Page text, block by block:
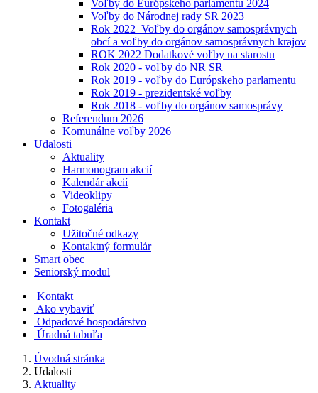
Voľby do Európskeho parlamentu 2024
Voľby do Národnej rady SR 2023
Rok 2022_Voľby do orgánov samosprávnych
obcí a voľby do orgánov samosprávnych krajov
ROK 2022 Dodatkové voľby na starostu
Rok 2020 - voľby do NR SR
Rok 2019 - voľby do Európskeho parlamentu
Rok 2019 - prezidentské voľby
Rok 2018 - voľby do orgánov samosprávy
Referendum 2026
Komunálne voľby 2026
Udalosti
Aktuality
Harmonogram akcií
Kalendár akcií
Videoklipy
Fotogaléria
Kontakt
Užitočné odkazy
Kontaktný formulár
Smart obec
Seniorský modul
Kontakt
Ako vybaviť
Odpadové hospodárstvo
Úradná tabuľa
Úvodná stránka
Udalosti
Aktuality